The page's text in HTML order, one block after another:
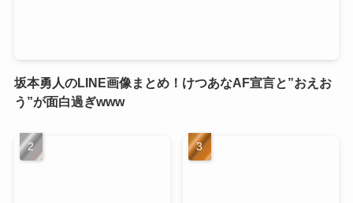
坂本勇人のLINE画像まとめ！けつあなAF宣言と”おえお
う”が面白過ぎwww